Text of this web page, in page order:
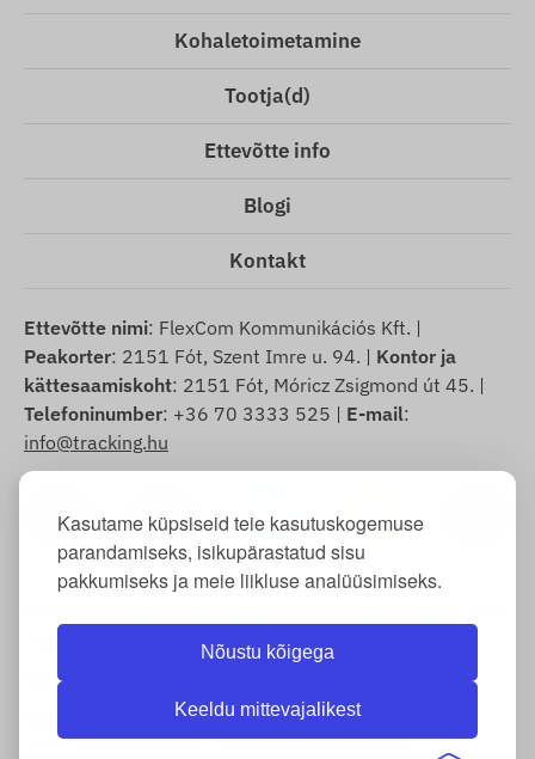
Kasutame küpsiseid teie kasutuskogemuse
parandamiseks, isikupärastatud sisu
pakkumiseks ja meie liikluse analüüsimiseks.
Nõustu kõigega
Keeldu mittevajalikest
Kohaletoimetamine
Tootja(d)
Ettevõtte info
Blogi
Kontakt
Ettevõtte nimi: FlexCom Kommunikációs Kft. |
Peakorter: 2151 Fót, Szent Imre u. 94. | Kontor ja
kättesaamiskoht: 2151 Fót, Móricz Zsigmond út 45. |
Telefoninumber: +36 70 3333 525 | E-mail:
info@tracking.hu
Tagastuspoliitika-Impressum
vastutus puuduste eest-Taganemisavalduse näidis-